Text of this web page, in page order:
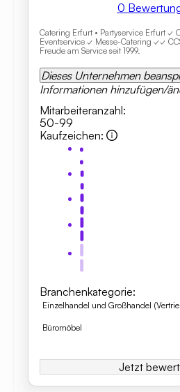
0
Catering Erfurt • Partyservice Erfurt ✓
Eventservice ✓ Messe-Catering ✓✓
Freude am Service seit 1999.
Dieses Unternehmen
Informationen hinzufügen/
Mitarbeiteranzahl:
50-99
Kaufzeichen:
Branchenkategorie:
Einzelhandel und Großhandel
Büromöbel
Jetzt